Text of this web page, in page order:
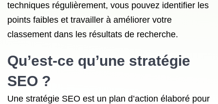
techniques régulièrement, vous pouvez identifier les
points faibles et travailler à améliorer votre
classement dans les résultats de recherche.
Qu’est-ce qu’une stratégie
SEO ?
Une stratégie SEO est un plan d’action élaboré pour